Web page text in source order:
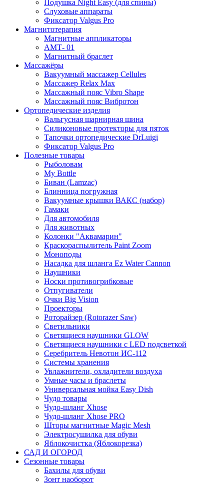
Подушка Night Easy (для спины)
Слуховые аппараты
Фиксатор Valgus Pro
Магнитотерапия
Магнитные аппликаторы
АМТ- 01
Магнитный браслет
Массажёры
Вакуумный массажер Cellules
Массажер Relax Max
Массажный пояс Vibro Shape
Массажный пояс Вибротон
Ортопедические изделия
Вальгусная шарнирная шина
Силиконовые протекторы для пяток
Тапочки ортопедические DrLuigi
Фиксатор Valgus Pro
Полезные товары
Рыболовам
My Bottle
Биван (Lamzac)
Блинница погружная
Вакуумные крышки ВАКС (набор)
Гамаки
Для автомобиля
Для животных
Колонки "Аквамарин"
Краскораспылитель Paint Zoom
Моноподы
Насадка для шланга Ez Water Cannon
Наушники
Носки противогрибковые
Отпугиватели
Очки Big Vision
Проекторы
Роторайзер (Rotorazer Saw)
Светильники
Светящиеся наушники GLOW
Светящиеся наушники с LED подсветкой
Серебритель Невотон ИС-112
Системы хранения
Увлажнители, охладители воздуха
Умные часы и браслеты
Универсальная мойка Easy Dish
Чудо товары
Чудо-шланг Xhose
Чудо-шланг Xhose PRO
Шторы магнитные Magic Mesh
Электросушилка для обуви
Яблокочистка (Яблокорезка)
САД И ОГОРОД
Сезонные товары
Бахилы для обуви
Зонт наоборот